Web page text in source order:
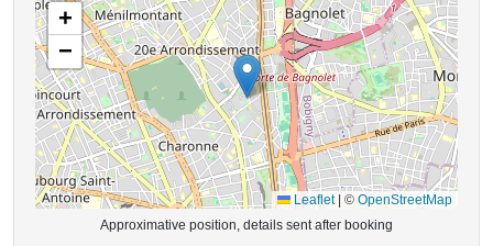
+
−
Leaflet © OpenStreetMap
Approximative position, details sent after booking